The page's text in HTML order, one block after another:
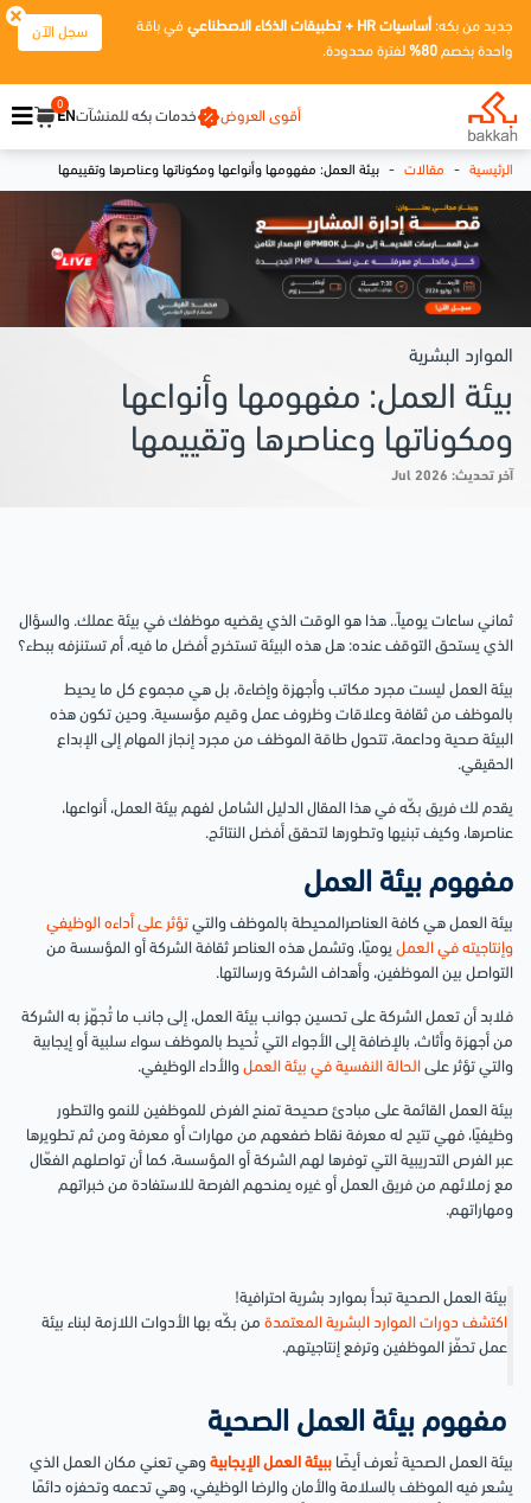
جديد من بكه: أساسيات HR + تطبيقات الذكاء الاصطناعي
في باقة
واحدة بخصم 80% لفترة محدودة.
سجل الآن
أقوى العروض خدمات بكه للمنشآتEN
0
الرئيسية - مقالات - بيئة العمل: مفهومها وأنواعها ومكوناتها وعناصرها وتقييمها
الموارد البشرية
بيئة العمل: مفهومها وأنواعها
ومكوناتها وعناصرها وتقييمها
آخر تحديث: Jul 2026
ثماني ساعات يومياً.. هذا هو الوقت الذي يقضيه موظفك في بيئة عملك. والسؤال
الذي يستحق التوقف عنده: هل هذه البيئة تستخرج أفضل ما فيه، أم تستنزفه ببطء؟
بيئة العمل ليست مجرد مكاتب وأجهزة وإضاءة، بل هي مجموع كل ما يحيط
بالموظف من ثقافة وعلاقات وظروف عمل وقيم مؤسسية. وحين تكون هذه
البيئة صحية وداعمة، تتحول طاقة الموظف من مجرد إنجاز المهام إلى الإبداع
الحقيقي.
يقدم لك فريق بكّه في هذا المقال الدليل الشامل لفهم بيئة العمل، أنواعها،
عناصرها، وكيف تبنيها وتطورها لتحقق أفضل النتائج.
مفهوم بيئة العمل
بيئة العمل هي كافة العناصرالمحيطة بالموظف والتي تؤثر على أداءه الوظيفي
وإنتاجيته في العمل يوميًا، وتشمل هذه العناصر ثقافة الشركة أو المؤسسة من
التواصل بين الموظفين، وأهداف الشركة ورسالتها.
فلابد أن تعمل الشركة على تحسين جوانب بيئة العمل، إلى جانب ما تُجهّز به الشركة
من أجهزة وأثاث، بالإضافة إلى الأجواء التي تُحيط بالموظف سواء سلبية أو إيجابية
والتي تؤثر على الحالة النفسية في بيئة العمل والأداء الوظيفي.
بيئة العمل القائمة على مبادئ صحيحة تمنح الفرض للموظفين للنمو والتطور
وظيفيًا، فهي تتيح له معرفة نقاط ضفعهم من مهارات أو معرفة ومن ثم تطويرها
عبر الفرص التدريبية التي توفرها لهم الشركة أو المؤسسة، كما أن تواصلهم الفعّال
مع زملائهم من فريق العمل أو غيره يمنحهم الفرصة للاستفادة من خبراتهم
ومهاراتهم.
بيئة العمل الصحية تبدأ بموارد بشرية احترافية!
اكتشف دورات الموارد البشرية المعتمدة من بكّه بها الأدوات اللازمة لبناء بيئة
عمل تحفّز الموظفين وترفع إنتاجيتهم.
مفهوم بيئة العمل الصحية
بيئة العمل الصحية تُعرف أيضًا ببيئة العمل الإيجابية وهي تعني مكان العمل الذي
يشعر فيه الموظف بالسلامة والأمان والرضا الوظيفي، وهي تدعمه وتحفزه دائمًا